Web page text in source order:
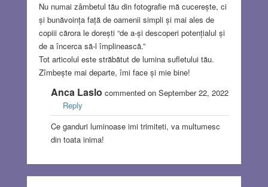
Nu numai zâmbetul tău din fotografie mă cucerește, ci
și bunăvoința față de oamenii simpli și mai ales de
copiii cărora le dorești “de a-și descoperi potențialul și
de a încerca să-l împlinească.”
Tot articolul este străbătut de lumina sufletului tău.
Zîmbește mai departe, îmi face și mie bine!
Anca Laslo commented on September 22, 2022
Reply
Ce ganduri luminoase imi trimiteti, va multumesc
din toata inima!